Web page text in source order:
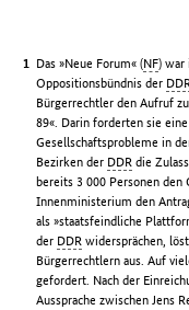
Das »Neue Forum« (NF) war
Oppositionsbündnis der
Bürgerrechtler den Aufruf
89«. Darin forderten sie
Gesellschaftsprobleme in
Bezirken der DDR die
bereits 3 000 Personen den
Innenministerium den
als »staatsfeindliche
der DDR widersprächen,
Bürgerrechtlern aus. Auf
gefordert. Nach der
Aussprache zwischen Jens